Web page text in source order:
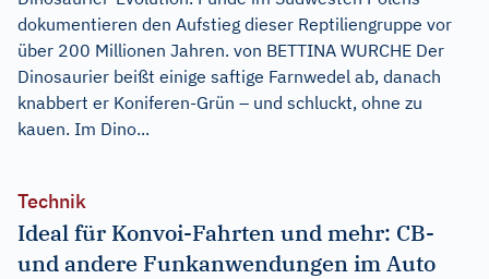
dokumentieren den Aufstieg dieser Reptiliengruppe vor
über 200 Millionen Jahren. von BETTINA WURCHE Der
Dinosaurier beißt einige saftige Farnwedel ab, danach
knabbert er Koniferen-Grün – und schluckt, ohne zu
kauen. Im Dino...
Technik
Ideal für Konvoi-Fahrten und mehr: CB-
und andere Funkanwendungen im Auto